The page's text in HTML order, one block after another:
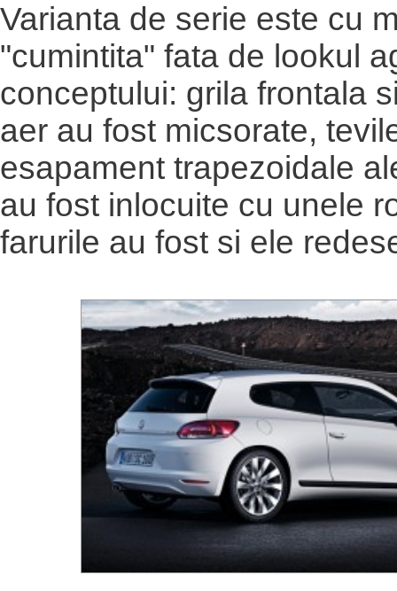
Varianta de serie este cu
"cumintita" fata de lookul
conceptului: grila frontala
aer au fost micsorate,
esapament trapezoidale
au fost inlocuite cu unele
farurile au fost si ele